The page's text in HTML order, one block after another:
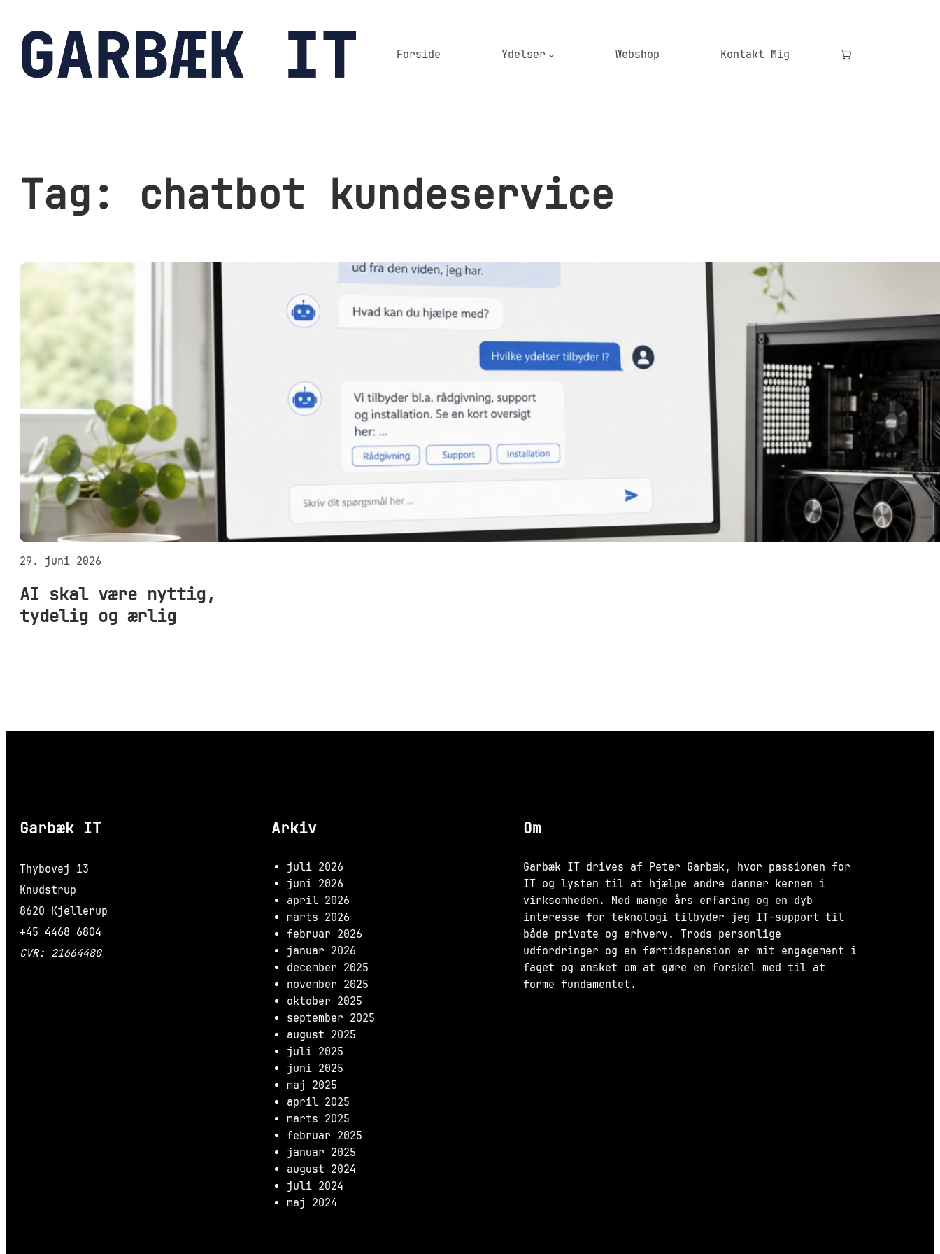
indhold
Forside Ydelser Webshop Kontakt Mig
Tag: chatbot kundeservice
29. juni 2026
AI skal være nyttig,
tydelig og ærlig
Garbæk IT
Thybovej 13
Knudstrup
8620 Kjellerup
+45 4468 6804
CVR: 21664480
Arkiv
juli 2026
juni 2026
april 2026
marts 2026
februar 2026
januar 2026
december 2025
november 2025
oktober 2025
september 2025
august 2025
juli 2025
juni 2025
maj 2025
april 2025
marts 2025
februar 2025
januar 2025
august 2024
juli 2024
maj 2024
Om
Garbæk IT drives af Peter Garbæk, hvor passionen for
IT og lysten til at hjælpe andre danner kernen i
virksomheden. Med mange års erfaring og en dyb
interesse for teknologi tilbyder jeg IT-support til
både private og erhverv. Trods personlige
udfordringer og en førtidspension er mit engagement i
faget og ønsket om at gøre en forskel med til at
forme fundamentet.